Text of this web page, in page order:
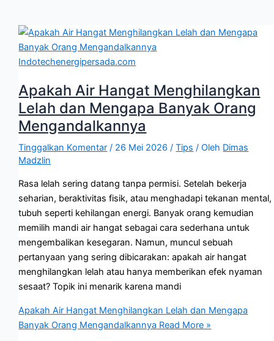
Apakah Air Hangat Menghilangkan
Lelah dan Mengapa Banyak Orang
Mengandalkannya
Tinggalkan Komentar / 26 Mei 2026/Tips / Oleh Dimas
Madzlin
Rasa lelah sering datang tanpa permisi. Setelah bekerja
seharian, beraktivitas fisik, atau menghadapi tekanan mental,
tubuh seperti kehilangan energi. Banyak orang kemudian
memilih mandi air hangat sebagai cara sederhana untuk
mengembalikan kesegaran. Namun, muncul sebuah
pertanyaan yang sering dibicarakan: apakah air hangat
menghilangkan lelah atau hanya memberikan efek nyaman
sesaat? Topik ini menarik karena mandi
Apakah Air Hangat Menghilangkan Lelah dan Mengapa
Banyak Orang Mengandalkannya Read More »